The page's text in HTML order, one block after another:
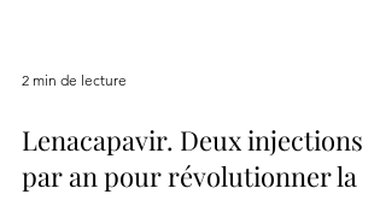
2 min de lecture
Lenacapavir. Deux injections